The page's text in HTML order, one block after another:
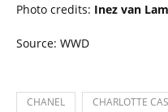
Photo credits: Inez van
Source: WWD
CHANEL CHARLOTTE